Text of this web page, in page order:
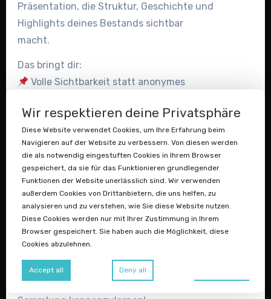
Präsentation, die Struktur, Geschichte und
Highlights deines Bestands sichtbar
macht.
Das bringt dir:
Volle Sichtbarkeit statt anonymes
Vertrauen bei Händlern,
Auktionshäusern und großen Sammlern
Ein echtes Exposé deiner Sammlung –
mit Bildern und klarer Gliederung
So erkennen ernsthafte Käufer das
Potenzial sofort, bevor sie überhaupt
anfragen.
Lies jetzt den ganzen Beitrag auf
Datenstaubsauger.de oder schreib mir
direkt – ich freue mich darauf, deine
Wir respektieren deine Privatsphäre
Diese Website verwendet Cookies, um Ihre Erfahrung beim
Navigieren auf der Website zu verbessern. Von diesen werden
die als notwendig eingestuften Cookies in Ihrem Browser
gespeichert, da sie für das Funktionieren grundlegender
Funktionen der Website unerlässlich sind. Wir verwenden
außerdem Cookies von Drittanbietern, die uns helfen, zu
analysieren und zu verstehen, wie Sie diese Website nutzen.
Diese Cookies werden nur mit Ihrer Zustimmung in Ihrem
Browser gespeichert. Sie haben auch die Möglichkeit, diese
Cookies abzulehnen.
Accept all Deny all